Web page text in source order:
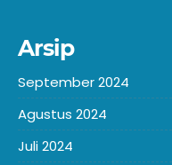
Arsip
September 2024
Agustus 2024
Juli 2024